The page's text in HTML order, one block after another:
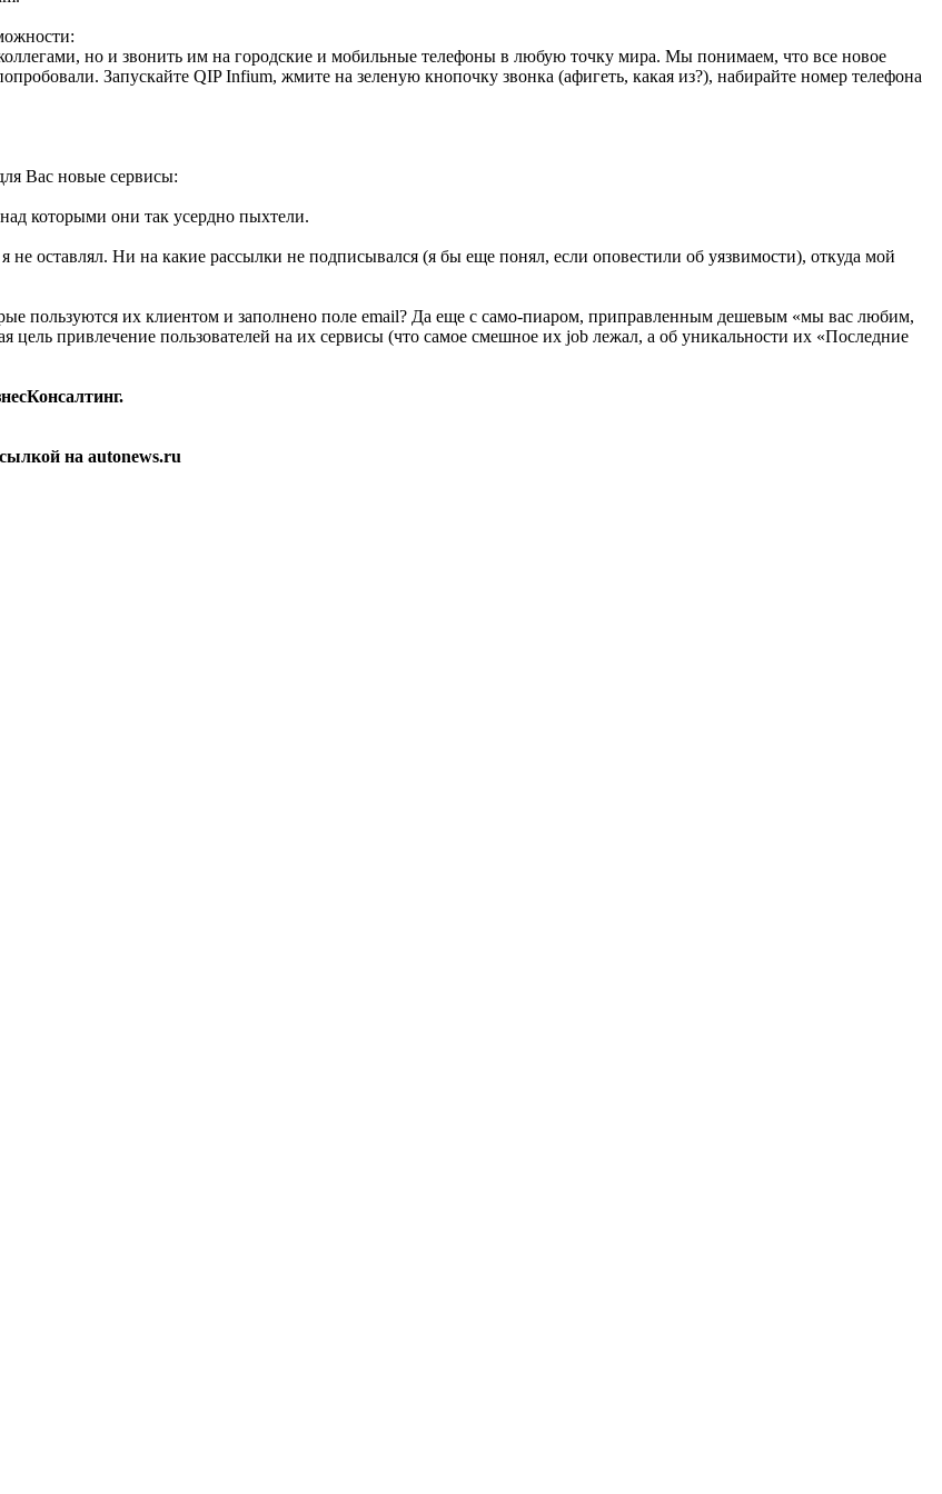
но и звонить им на городские и мобильные телефоны в любую точку мира. Мы понимаем, что все новое
Запускайте QIP Infium, жмите на зеленую кнопочку звонка (афигеть, какая из?), набирайте номер телефона
Вас новые сервисы:
которыми они так усердно пыхтели.
оставлял. Ни на какие рассылки не подписывался (я бы еще понял, если оповестили об уязвимости), откуда мой
пользуются их клиентом и заполнено поле email? Да еще с само-пиаром, приправленным дешевым «мы вас любим,
привлечение пользователей на их сервисы (что самое смешное их job лежал, а об уникальности их «Последние
на autonews.ru